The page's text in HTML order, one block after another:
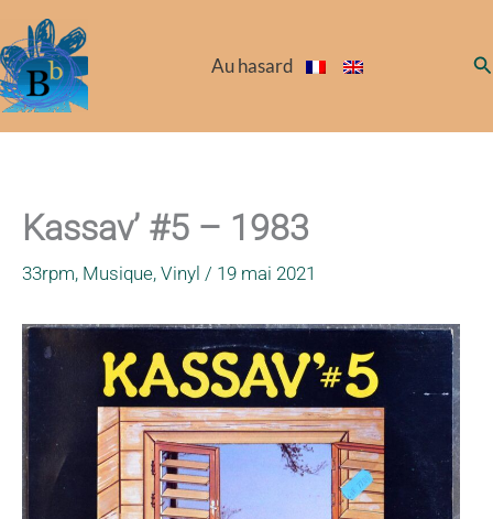
au
contenu
Au hasard
Kassav’ #5 – 1983
33rpm, Musique, Vinyl / 19 mai 2021